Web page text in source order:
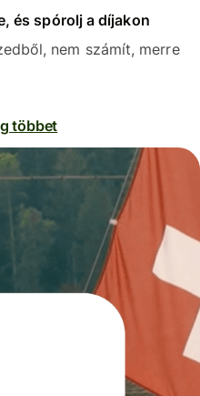
és spórolj a díjakon
nem számít, merre
többet